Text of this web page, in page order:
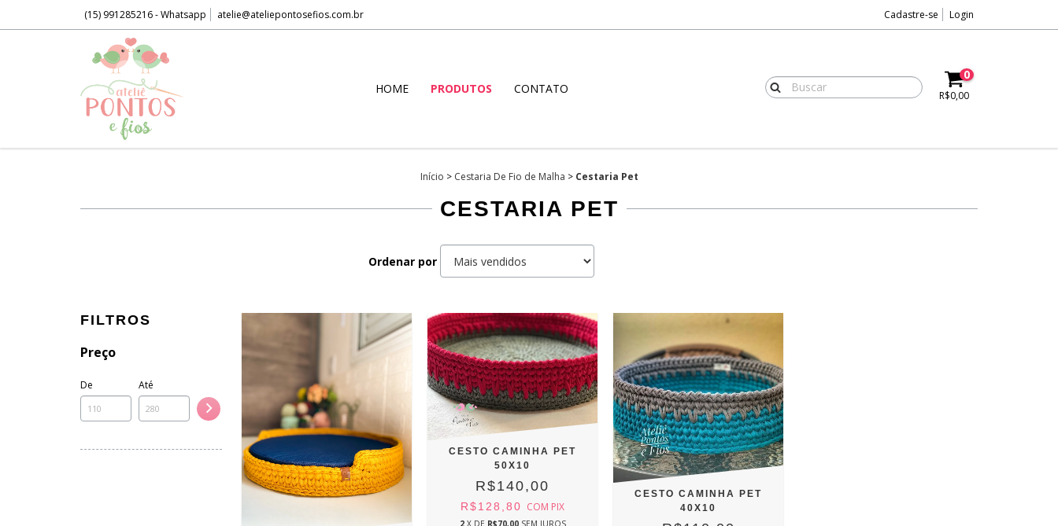
(15) 991285216 - Whatsapp atelie@ateliepontosefios.com.br Cadastre-se Login
HOME PRODUTOS CONTATO
0
R$0,00
Início > Cestaria De Fio de Malha > Cestaria Pet
CESTARIA PET
Ordenar por
FILTROS
Preço
De Até
CESTO CAMINHA PET
50X10
R$140,00
R$128,80 COM PIX
2 X DE R$70,00 SEM JUROS
CESTO CAMINHA PET
40X10